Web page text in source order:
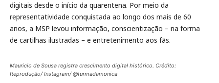
digitais desde o início da quarentena. Por meio da
representatividade conquistada ao longo dos mais de 60
anos, a MSP levou informação, conscientização – na forma
de cartilhas ilustradas – e entretenimento aos fãs.
Mauricio de Sousa registra crescimento digital histórico. Crédito:
Reprodução/ Instagram/ @turmadamonica